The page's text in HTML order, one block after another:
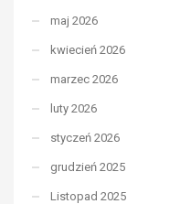
maj 2026
kwiecień 2026
marzec 2026
luty 2026
styczeń 2026
grudzień 2025
Listopad 2025